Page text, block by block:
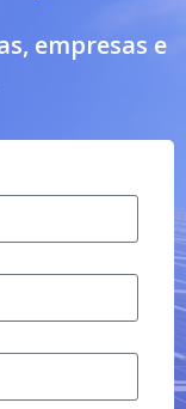
empresas e